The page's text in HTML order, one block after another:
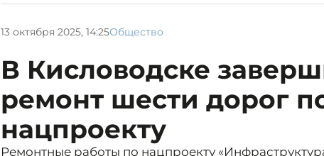
13 октября 2025, 14:25Общество
В Кисловодске
ремонт шести дорог
нацпроекту
Ремонтные работы по нацпроекту